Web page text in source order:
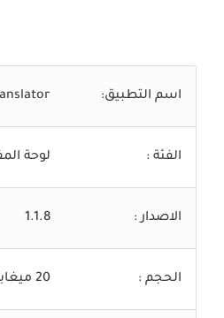
اسم التطبيق:
الفئة : لوحة
الاصدار : 1.1.8
الحجم : 20 ميغابايت